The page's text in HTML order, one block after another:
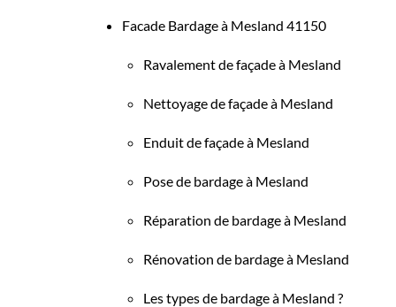
Facade Bardage à Mesland 41150
Ravalement de façade à Mesland
Nettoyage de façade à Mesland
Enduit de façade à Mesland
Pose de bardage à Mesland
Réparation de bardage à Mesland
Rénovation de bardage à Mesland
Les types de bardage à Mesland ?